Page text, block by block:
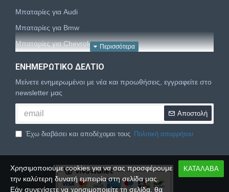
Μπαταρίες για Audi
Μπαταρίες για Bmw
Μπαταρίες για Chevrolet
Μπαταρίες για Dacia
Μπαταρίες για Daewoo
Μπαταρίες για Daihatsu
Μπαταρίες για Dodge
Μπαταρίες για Fiat
Μπαταρίες για Ford
Μπαταρίες για Honda
ΕΝΗΜΕΡΩΤΙΚΌ ΔΕΛΤΊΟ
Μείνετε ενημερωμένοι με νέα και προωθήσεις, εγγραφείτε στο
newsletter μας
Αποστολή
Έχω διαβάσει και αποδέχομαι τους Πολιτική απορρήτου
ΚΑΤΑΛΑΒΑ
Χρησιμοποιούμε cookies για να σας προσφέρουμε
την καλύτερη δυνατή εμπειρία στη σελίδα μας.
Εάν συνεχίσετε να χρησιμοποιείτε τη σελίδα, θα